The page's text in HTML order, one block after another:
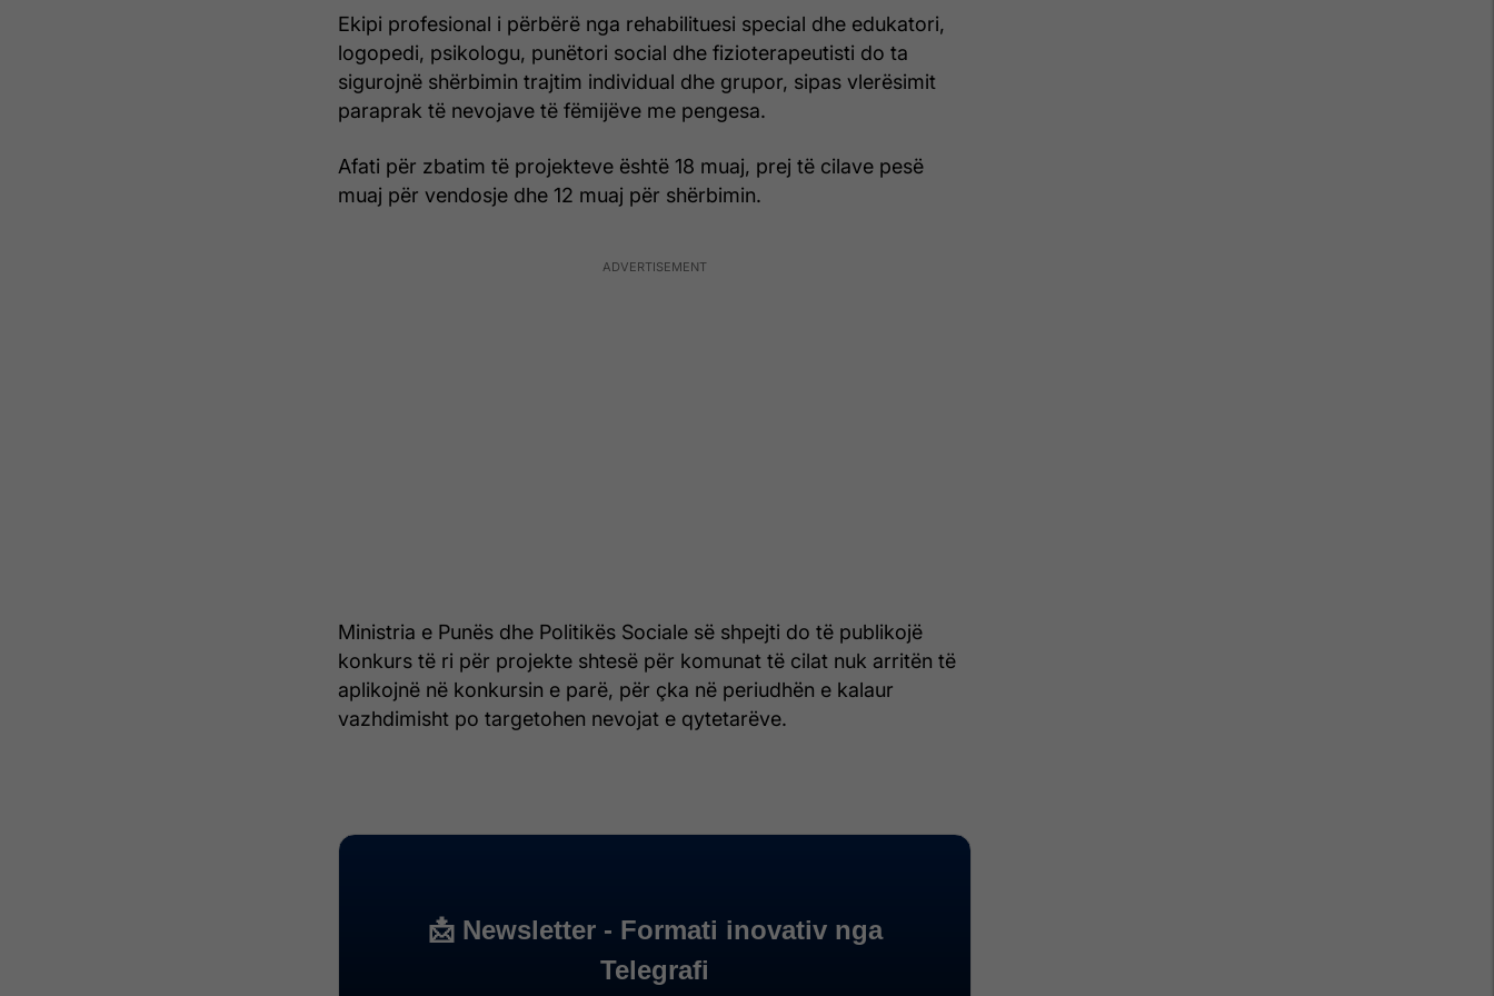
Ekipi profesional i përbërë nga rehabilituesi special dhe edukatori,
logopedi, psikologu, punëtori social dhe fizioterapeutisti do ta
sigurojnë shërbimin trajtim individual dhe grupor, sipas vlerësimit
paraprak të nevojave të fëmijëve me pengesa.
Afati për zbatim të projekteve është 18 muaj, prej të cilave pesë
muaj për vendosje dhe 12 muaj për shërbimin.
Ministria e Punës dhe Politikës Sociale së shpejti do të publikojë
konkurs të ri për projekte shtesë për komunat të cilat nuk arritën të
aplikojnë në konkursin e parë, për çka në periudhën e kalaur
vazhdimisht po targetohen nevojat e qytetarëve.